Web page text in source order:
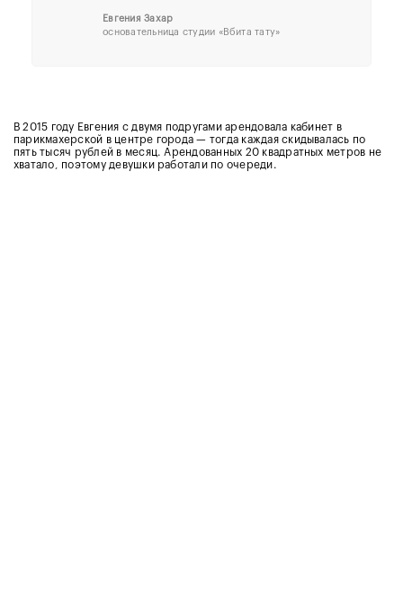
Евгения Захар
основательница студии «Вбита тату»
В 2015 году Евгения с двумя подругами арендовала кабинет в
парикмахерской в центре города — тогда каждая скидывалась по
пять тысяч рублей в месяц. Арендованных 20 квадратных метров не
хватало, поэтому девушки работали по очереди.